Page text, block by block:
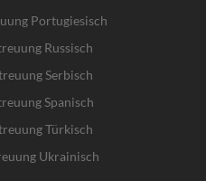
Portugiesisch
Russisch
Serbisch
Spanisch
Türkisch
Ukrainisch